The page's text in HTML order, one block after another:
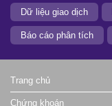
Dữ liệu giao dịch
Báo cáo phân tích
Trang chủ
Chứng khoán